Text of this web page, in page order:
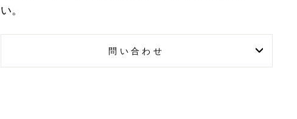
い。
問い合わせ